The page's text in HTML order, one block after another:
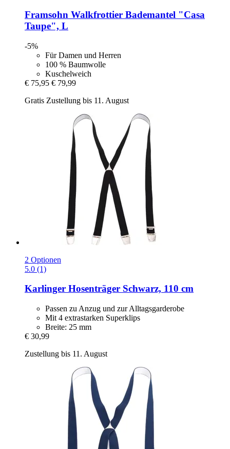
Framsohn Walkfrottier Bademantel "Casa
Taupe", L
-5%
Für Damen und Herren
100 % Baumwolle
Kuschelweich
€ 75,95 € 79,99
Gratis Zustellung bis 11. August
2 Optionen
5.0 (1)
Karlinger Hosenträger Schwarz, 110 cm
Passen zu Anzug und zur Alltagsgarderobe
Mit 4 extrastarken Superklips
Breite: 25 mm
€ 30,99
Zustellung bis 11. August